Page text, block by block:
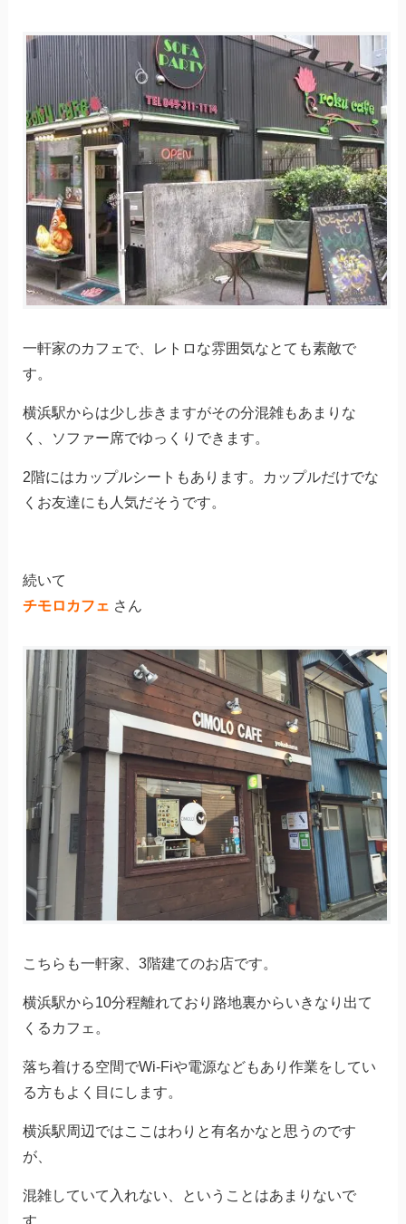
一軒家のカフェで、レトロな雰囲気なとても素敵で
す。
横浜駅からは少し歩きますがその分混雑もあまりな
く、ソファー席でゆっくりできます。
2階にはカップルシートもあります。カップルだけでな
くお友達にも人気だそうです。
続いて
チモロカフェ さん
こちらも一軒家、3階建てのお店です。
横浜駅から10分程離れており路地裏からいきなり出て
くるカフェ。
落ち着ける空間でWi-Fiや電源などもあり作業をしてい
る方もよく目にします。
横浜駅周辺ではここはわりと有名かなと思うのです
が、
混雑していて入れない、ということはあまりないで
す。